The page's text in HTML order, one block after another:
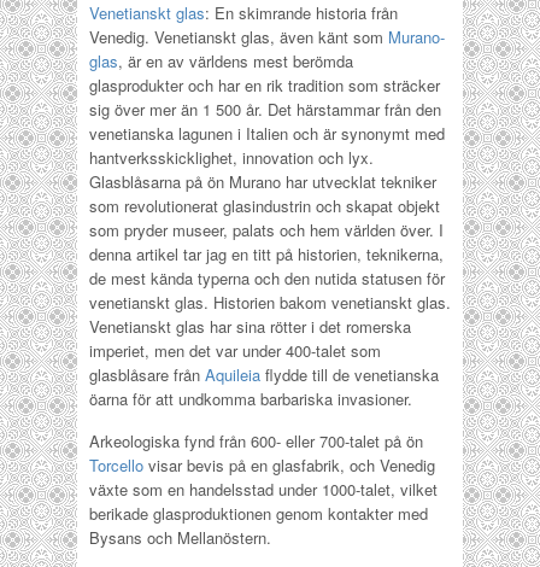
Venetianskt glas: En skimrande historia från
Venedig. Venetianskt glas, även känt som Murano-
glas, är en av världens mest berömda
glasprodukter och har en rik tradition som sträcker
sig över mer än 1 500 år. Det härstammar från den
venetianska lagunen i Italien och är synonymt med
hantverksskicklighet, innovation och lyx.
Glasblåsarna på ön Murano har utvecklat tekniker
som revolutionerat glasindustrin och skapat objekt
som pryder museer, palats och hem världen över. I
denna artikel tar jag en titt på historien, teknikerna,
de mest kända typerna och den nutida statusen för
venetianskt glas. Historien bakom venetianskt glas.
Venetianskt glas har sina rötter i det romerska
imperiet, men det var under 400-talet som
glasblåsare från Aquileia flydde till de venetianska
öarna för att undkomma barbariska invasioner.
Arkeologiska fynd från 600- eller 700-talet på ön
Torcello visar bevis på en glasfabrik, och Venedig
växte som en handelsstad under 1000-talet, vilket
berikade glasproduktionen genom kontakter med
Bysans och Mellanöstern.